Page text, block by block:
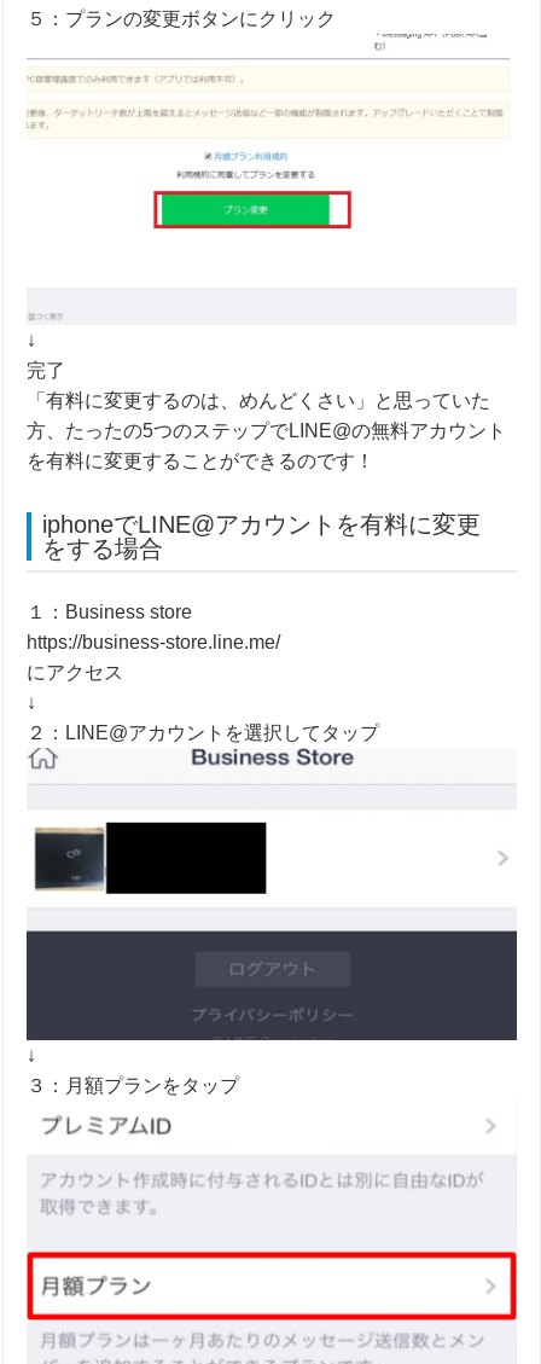
５：プランの変更ボタンにクリック
↓
完了
「有料に変更するのは、めんどくさい」と思っていた
方、たったの5つのステップでLINE@の無料アカウント
を有料に変更することができるのです！
iphoneでLINE@アカウントを有料に変更
をする場合
１：Business store
https://business-store.line.me/
にアクセス
↓
２：LINE@アカウントを選択してタップ
↓
３：月額プランをタップ